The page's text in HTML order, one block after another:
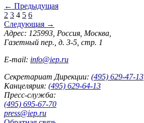
← Предыдущая
2 3 4 5 6
Следующая →
Адрес: 125993, Россия, Москва,
Газетный пер., д. 3-5, стр. 1
E-mail: info@iep.ru
Секретариат Дирекции: (495) 629-47-13
Канцелярия: (495) 629-64-13
Пресс-служба:
(495) 695-67-70
press@iep.ru